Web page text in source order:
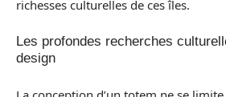
richesses culturelles de ces îles.
Les profondes recherches
design